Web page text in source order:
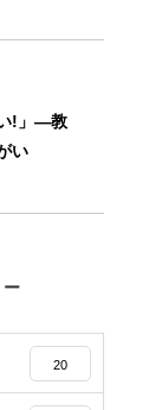
!」―教
い
20